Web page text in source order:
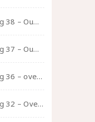
Ongehoord – Aflevering 38 – Ouwelui, een gesprek met vreer over behoefte aan geborgenheid en het behouden van je idealen
Ongehoord – Aflevering 37 – Ouwelui, een gesprek met non over seksualiteit, transitie en ageism
Ongehoord – Aflevering 36 – over transformative justice – in gesprek met Ella en carson
Ongehoord – Aflevering 32 – Over autisme en seksualiteit – in gesprek met Roos Reijbroek